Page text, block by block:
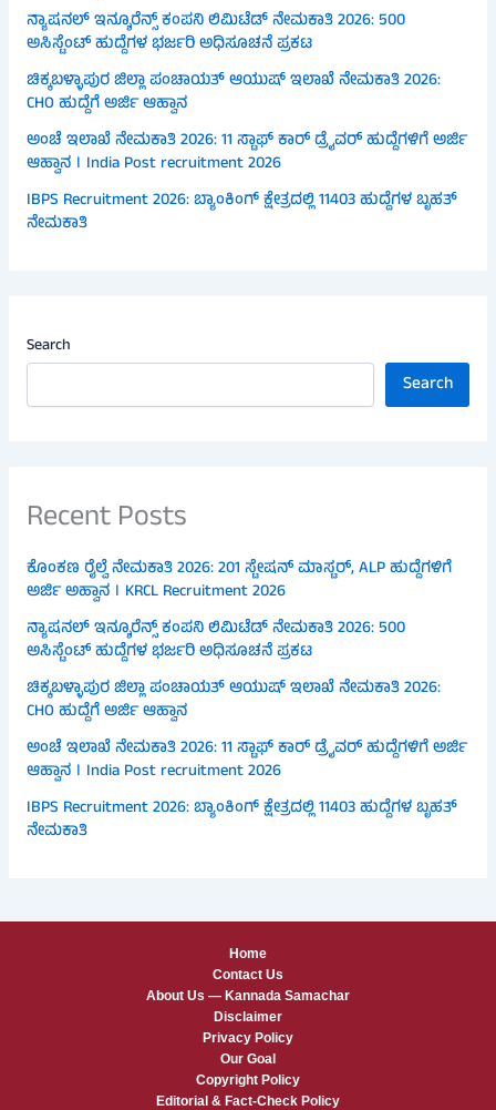
ನ್ಯಾಷನಲ್ ಇನ್ಶೂರೆನ್ಸ್ ಕಂಪನಿ ಲಿಮಿಟೆಡ್ ನೇಮಕಾತಿ 2026: 500
ಅಸಿಸ್ಟೆಂಟ್ ಹುದ್ದೆಗಳ ಭರ್ಜರಿ ಅಧಿಸೂಚನೆ ಪ್ರಕಟ
ಚಿಕ್ಕಬಳ್ಳಾಪುರ ಜಿಲ್ಲಾ ಪಂಚಾಯತ್ ಆಯುಷ್ ಇಲಾಖೆ ನೇಮಕಾತಿ 2026:
CHO ಹುದ್ದೆಗೆ ಅರ್ಜಿ ಆಹ್ವಾನ
ಅಂಚೆ ಇಲಾಖೆ ನೇಮಕಾತಿ 2026: 11 ಸ್ಟಾಫ್ ಕಾರ್ ಡ್ರೈವರ್ ಹುದ್ದೆಗಳಿಗೆ ಅರ್ಜಿ
ಆಹ್ವಾನ । India Post recruitment 2026
IBPS Recruitment 2026: ಬ್ಯಾಂಕಿಂಗ್ ಕ್ಷೇತ್ರದಲ್ಲಿ 11403 ಹುದ್ದೆಗಳ ಬೃಹತ್
ನೇಮಕಾತಿ
Search
Search
Recent Posts
ಕೊಂಕಣ ರೈಲ್ವೆ ನೇಮಕಾತಿ 2026: 201 ಸ್ಟೇಷನ್ ಮಾಸ್ಟರ್, ALP ಹುದ್ದೆಗಳಿಗೆ
ಅರ್ಜಿ ಅಹ್ವಾನ । KRCL Recruitment 2026
ನ್ಯಾಷನಲ್ ಇನ್ಶೂರೆನ್ಸ್ ಕಂಪನಿ ಲಿಮಿಟೆಡ್ ನೇಮಕಾತಿ 2026: 500
ಅಸಿಸ್ಟೆಂಟ್ ಹುದ್ದೆಗಳ ಭರ್ಜರಿ ಅಧಿಸೂಚನೆ ಪ್ರಕಟ
ಚಿಕ್ಕಬಳ್ಳಾಪುರ ಜಿಲ್ಲಾ ಪಂಚಾಯತ್ ಆಯುಷ್ ಇಲಾಖೆ ನೇಮಕಾತಿ 2026:
CHO ಹುದ್ದೆಗೆ ಅರ್ಜಿ ಆಹ್ವಾನ
ಅಂಚೆ ಇಲಾಖೆ ನೇಮಕಾತಿ 2026: 11 ಸ್ಟಾಫ್ ಕಾರ್ ಡ್ರೈವರ್ ಹುದ್ದೆಗಳಿಗೆ ಅರ್ಜಿ
ಆಹ್ವಾನ । India Post recruitment 2026
IBPS Recruitment 2026: ಬ್ಯಾಂಕಿಂಗ್ ಕ್ಷೇತ್ರದಲ್ಲಿ 11403 ಹುದ್ದೆಗಳ ಬೃಹತ್
ನೇಮಕಾತಿ
Home
Contact Us
About Us — Kannada Samachar
Disclaimer
Privacy Policy
Our Goal
Copyright Policy
Editorial & Fact-Check Policy